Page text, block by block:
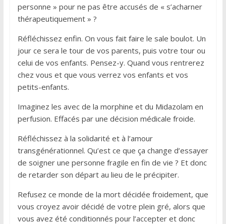
personne » pour ne pas être accusés de « s’acharner
thérapeutiquement » ?
Réfléchissez enfin. On vous fait faire le sale boulot. Un
jour ce sera le tour de vos parents, puis votre tour ou
celui de vos enfants. Pensez-y. Quand vous rentrerez
chez vous et que vous verrez vos enfants et vos
petits-enfants.
Imaginez les avec de la morphine et du Midazolam en
perfusion. Effacés par une décision médicale froide.
Réfléchissez à la solidarité et à l’amour
transgénérationnel. Qu’est ce que ça change d’essayer
de soigner une personne fragile en fin de vie ? Et donc
de retarder son départ au lieu de le précipiter.
Refusez ce monde de la mort décidée froidement, que
vous croyez avoir décidé de votre plein gré, alors que
vous avez été conditionnés pour l’accepter et donc